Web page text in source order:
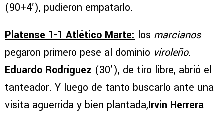
(90+4′), pudieron empatarlo.
Platense 1-1 Atlético Marte: los marcianos
pegaron primero pese al dominio viroleño.
Eduardo Rodríguez (30’), de tiro libre, abrió el
tanteador. Y luego de tanto buscarlo ante una
visita aguerrida y bien plantada,Irvin Herrera